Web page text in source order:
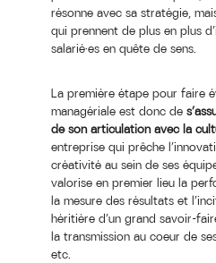
résonne avec sa stratégie,
qui prennent de plus en plus
salarié·es en quête de sens.
La première étape pour faire
managériale est donc de
de son articulation avec la
entreprise qui prêche
créativité au sein de ses
valorise en premier lieu la
la mesure des résultats et
héritière d’un grand savoir-
la transmission au coeur de
etc.